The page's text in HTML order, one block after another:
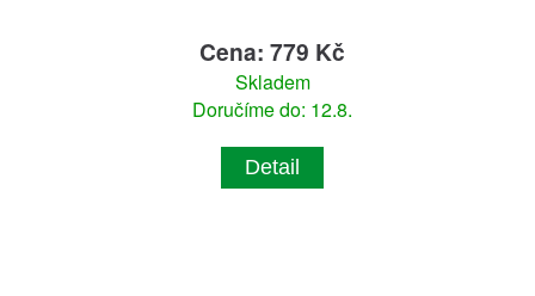
Cena: 779 Kč
Skladem
Doručíme do: 12.8.
Detail